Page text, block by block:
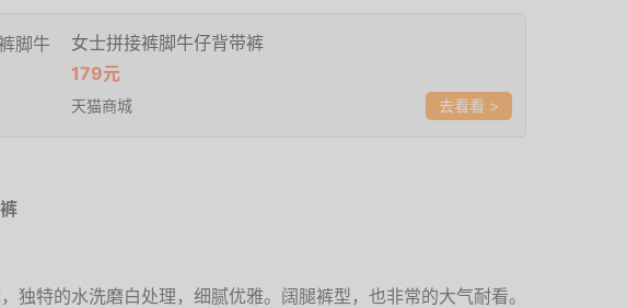
女士拼接裤脚牛仔背带裤
179元
天猫商城 >
独特的水洗磨白处理，细腻优雅。阔腿裤型，也非常的大气耐看。